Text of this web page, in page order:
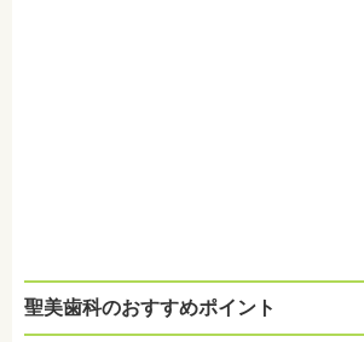
聖美歯科のおすすめポイント